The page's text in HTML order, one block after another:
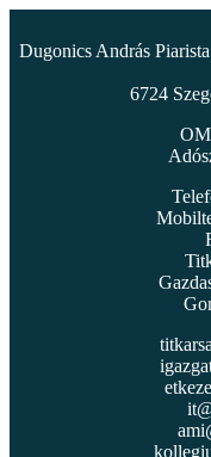
Dugonics András
6724